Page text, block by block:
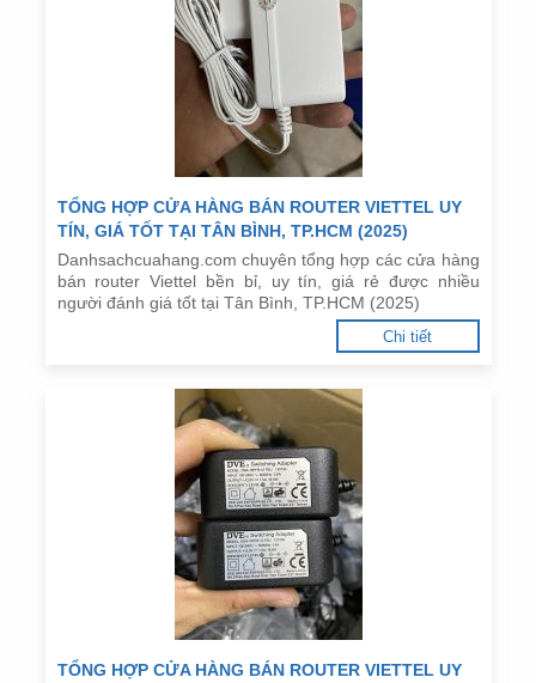
TỔNG HỢP CỬA HÀNG BÁN ROUTER VIETTEL UY
TÍN, GIÁ TỐT TẠI TÂN BÌNH, TP.HCM (2025)
Danhsachcuahang.com chuyên tổng hợp các cửa hàng
bán router Viettel bền bỉ, uy tín, giá rẻ được nhiều
người đánh giá tốt tại Tân Bình, TP.HCM (2025)
Chi tiết
TỔNG HỢP CỬA HÀNG BÁN ROUTER VIETTEL UY